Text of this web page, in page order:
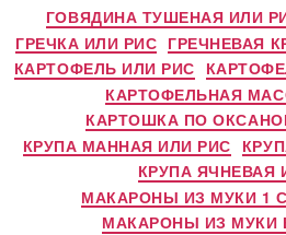
ГОВЯДИНА ТУШЕНАЯ ИЛИ
ГРЕЧКА ИЛИ РИС ГРЕЧНЕВАЯ
КАРТОФЕЛЬ ИЛИ РИС
КАРТОФЕЛЬНАЯ
КАРТОШКА ПО
КРУПА МАННАЯ ИЛИ РИС
КРУПА ЯЧНЕВАЯ
МАКАРОНЫ ИЗ МУКИ 1
МАКАРОНЫ ИЗ МУКИ